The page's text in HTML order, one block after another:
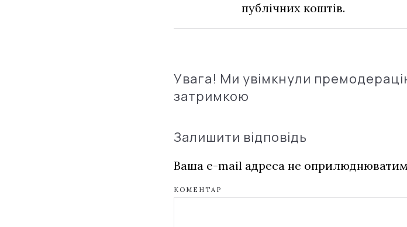
публічних коштів.
Увага! Ми увімкнули
затримкою
Залишити відповідь
Ваша e-mail адреса не
КОМЕНТАР